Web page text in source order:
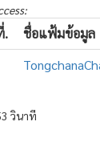
. ชื่อแฟ้มข้อมูล
วินาที